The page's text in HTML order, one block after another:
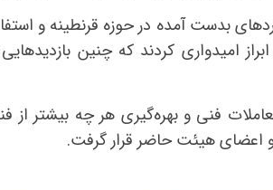
بدست آمده در حوزه قرنطینه و
امیدواری کردند که چنین
فنی و بهره‌گیری هر چه بیشتر
اعضای هیئت حاضر قرار گرفت.